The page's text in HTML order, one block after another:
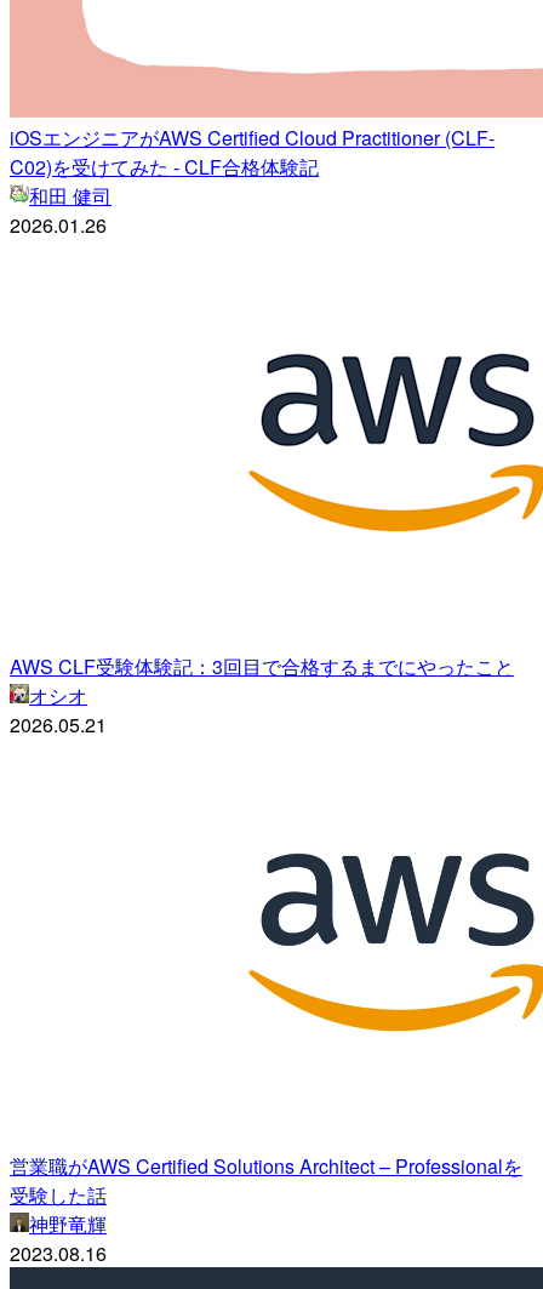
iOSエンジニアがAWS Certified Cloud Practitioner (CLF-
C02)を受けてみた - CLF合格体験記
和田 健司
2026.01.26
AWS CLF受験体験記：3回目で合格するまでにやったこと
オシオ
2026.05.21
営業職がAWS Certified Solutions Architect – Professionalを
受験した話
神野竜輝
2023.08.16